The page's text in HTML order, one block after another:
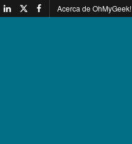
Acerca de OhMyGeek!